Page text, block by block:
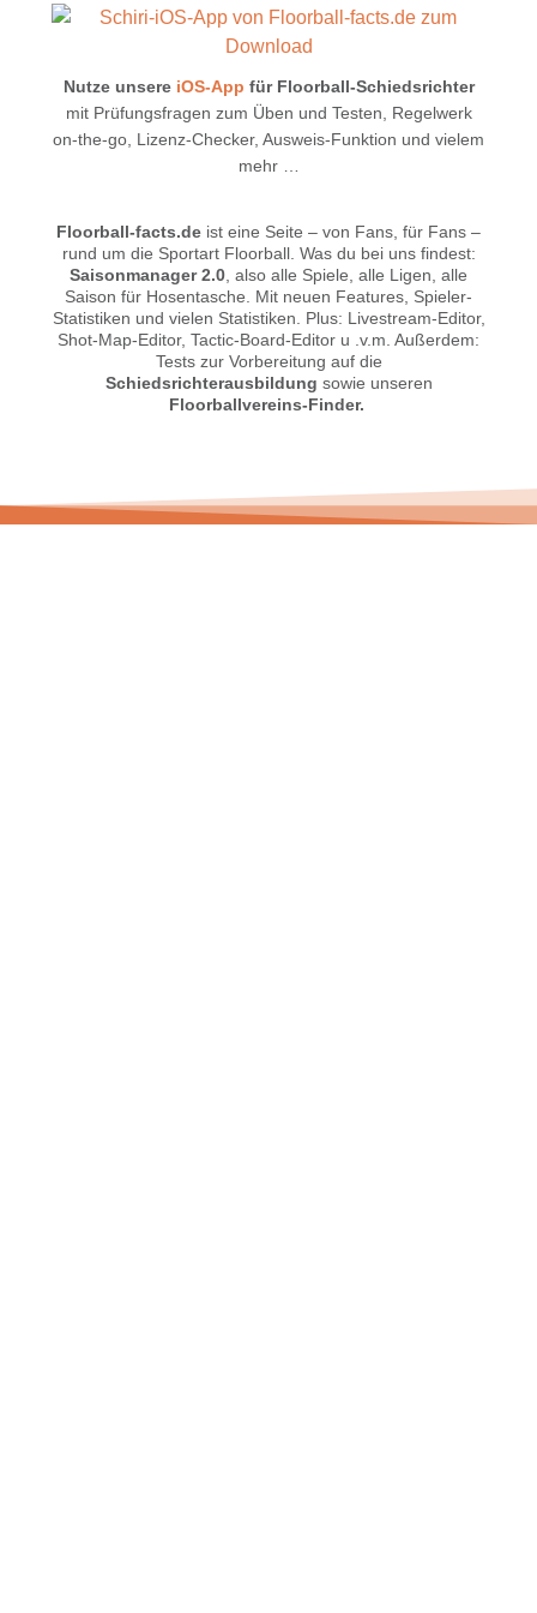
Nutze unsere iOS-App für Floorball-Schiedsrichter
mit Prüfungsfragen zum Üben und Testen, Regelwerk
on-the-go, Lizenz-Checker, Ausweis-Funktion und vielem
mehr …
Floorball-facts.de ist eine Seite – von Fans, für Fans –
rund um die Sportart Floorball. Was du bei uns findest:
Saisonmanager 2.0 , also alle Spiele, alle Ligen, alle
Saison für Hosentasche. Mit neuen Features, Spieler-
Statistiken und vielen Statistiken. Plus: Livestream-Editor,
Shot-Map-Editor, Tactic-Board-Editor u .v.m. Außerdem:
Tests zur Vorbereitung auf die
Schiedsrichterausbildung sowie unseren
Floorballvereins-Finder.